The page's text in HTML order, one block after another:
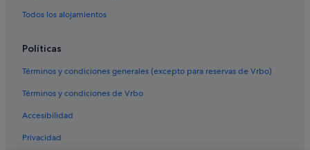
Todos los alojamientos
Políticas
Términos y condiciones generales (excepto para reservas de Vrbo)
Términos y condiciones de Vrbo
Accesibilidad
Privacidad